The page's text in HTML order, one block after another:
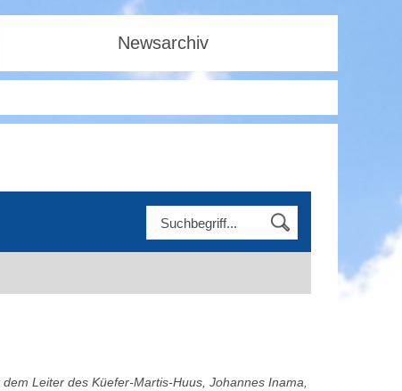
Newsarchiv
Leiter des Küefer-Martis-Huus, Johannes Inama,